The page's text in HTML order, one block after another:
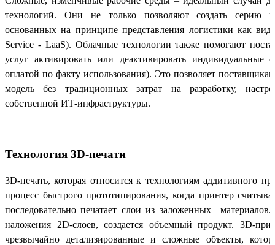
технологий. Они не только позволяют создать серию
основанных на принципе представления логистики как
Service - LaaS). Облачные технологии также помогают
услуг активировать или деактивировать индивидуальные
оплатой по факту использования). Это позволяет
модель без традиционных затрат на разработку,
собственной ИТ-инфраструктуры.
Технология 3D-печати
3D-печать, которая относится к технологиям аддитивного
процесс быстрого прототипирования, когда принтер
последовательно печатает слои из заложенных
наложения 2D-слоев, создается объемный продукт. 3D-
чрезвычайно детализированные и сложные объекты,